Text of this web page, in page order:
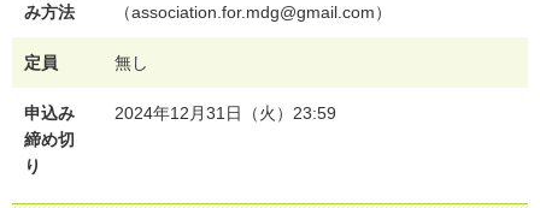
み方法
（association.for.mdg@gmail.com）
定員 無し
申込み
締め切
り
2024年12月31日（火）23:59